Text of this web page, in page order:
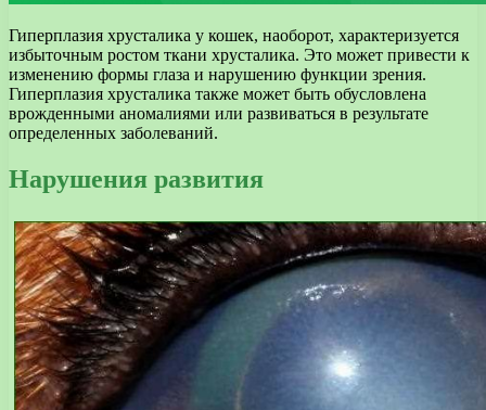
Гиперплазия хрусталика у кошек, наоборот, характеризуется
избыточным ростом ткани хрусталика. Это может привести к
изменению формы глаза и нарушению функции зрения.
Гиперплазия хрусталика также может быть обусловлена
врожденными аномалиями или развиваться в результате
определенных заболеваний.
Нарушения развития